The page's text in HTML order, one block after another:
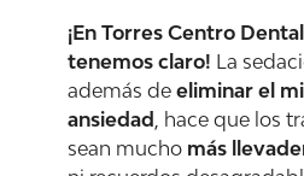
¡En Torres Centro
tenemos claro! La
además de eliminar el
ansiedad , hace que los
sean mucho más